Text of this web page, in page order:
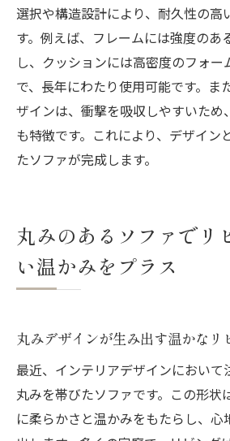
選択や構造設計により、耐久性の高
す。例えば、フレームには強度のあ
し、クッションには高密度のフォー
で、長年にわたり使用可能です。ま
ザインは、衝撃を吸収しやすいため
も特徴です。これにより、デザイン
たソファが完成します。
丸みのあるソファでリ
い温かみをプラス
丸みデザインが生み出す温かなリ
最近、インテリアデザインにおいて
丸みを帯びたソファです。この形状
に柔らかさと温かみをもたらし、心